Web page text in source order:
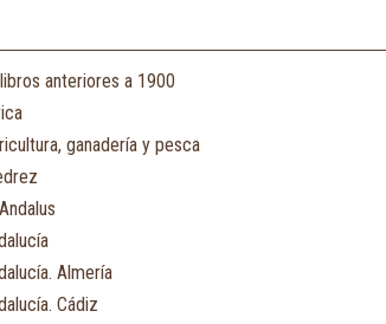
anteriores a 1900
ganadería y pesca
Almería
Cádiz